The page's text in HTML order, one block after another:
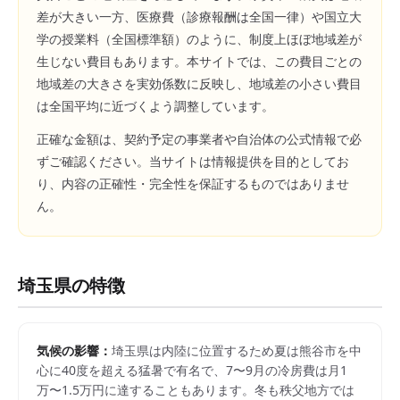
差が大きい一方、医療費（診療報酬は全国一律）や国立大
学の授業料（全国標準額）のように、制度上ほぼ地域差が
生じない費目もあります。本サイトでは、この費目ごとの
地域差の大きさを実効係数に反映し、地域差の小さい費目
は全国平均に近づくよう調整しています。
正確な金額は、契約予定の事業者や自治体の公式情報で必
ずご確認ください。当サイトは情報提供を目的としてお
り、内容の正確性・完全性を保証するものではありませ
ん。
埼玉県の特徴
気候の影響： 埼玉県は内陸に位置するため夏は熊谷市を中
心に40度を超える猛暑で有名で、7〜9月の冷房費は月1
万〜1.5万円に達することもあります。冬も秩父地方では